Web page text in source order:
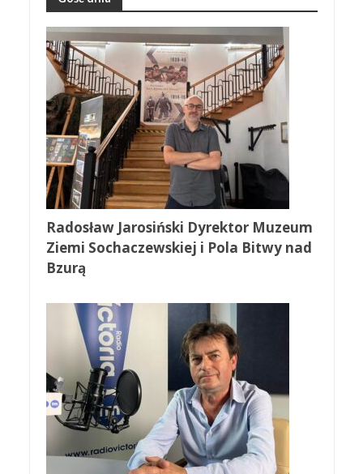
Radosław Jarosiński Dyrektor Muzeum
Ziemi Sochaczewskiej i Pola Bitwy nad
Bzurą